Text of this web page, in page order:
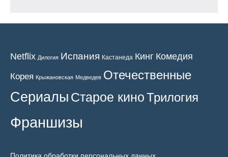
Netflix Дилогия Испания Кастанеда Кинг Комедия
Корея Крыжановская Медведев Отечественные
Сериалы Старое киноТрилогия
Франшизы